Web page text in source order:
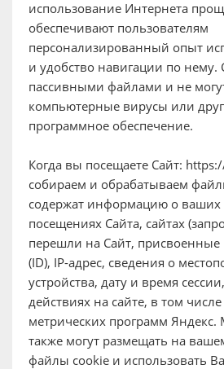
использование Интернета
обеспечивают пользователям
персонализированный опыт
и удобство навигации по нему.
пассивными файлами и не
компьютерные вирусы или
программное обеспечение.
Когда вы посещаете Сайт:
собираем и обрабатываем
содержат информацию о
посещениях Сайта, сайтах
перешли на Сайт,
(ID), IP-адрес, сведения о
устройства, дату и время
действиях на сайте, в том
метрических программ Яндекс.
также могут размещать на
файлы cookie и использовать